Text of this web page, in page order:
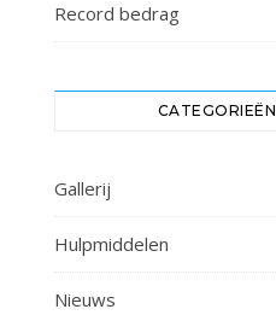
Record bedrag
CATEGORIEËN
Gallerij
Hulpmiddelen
Nieuws